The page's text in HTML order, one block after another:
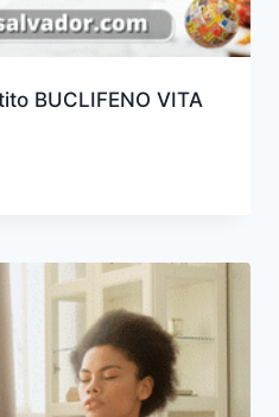
BUCLIFENO VITA